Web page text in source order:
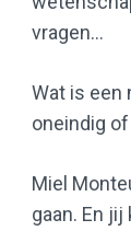
vragen…
Wat is een
oneindig
Miel
gaan. En